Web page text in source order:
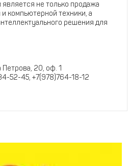
не только продажа
компьютерной техники, а
решения для
Петрова, 20, оф. 1
52-45, +7(978)764-18-12